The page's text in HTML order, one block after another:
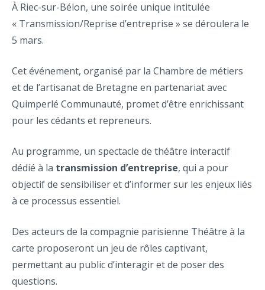
À Riec-sur-Bélon, une soirée unique intitulée
« Transmission/Reprise d’entreprise » se déroulera le
5 mars.
Cet événement, organisé par la Chambre de métiers
et de l’artisanat de Bretagne en partenariat avec
Quimperlé Communauté, promet d’être enrichissant
pour les cédants et repreneurs.
Au programme, un spectacle de théâtre interactif
dédié à la transmission d’entreprise, qui a pour
objectif de sensibiliser et d’informer sur les enjeux liés
à ce processus essentiel.
Des acteurs de la compagnie parisienne Théâtre à la
carte proposeront un jeu de rôles captivant,
permettant au public d’interagir et de poser des
questions.